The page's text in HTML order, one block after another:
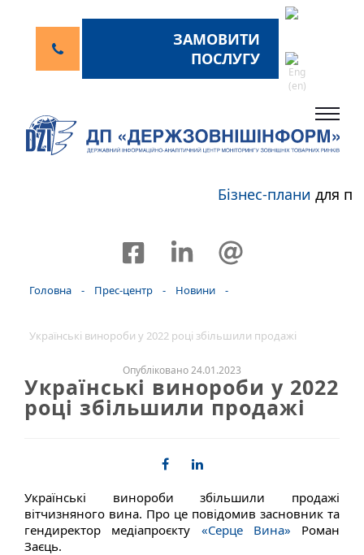
ЗАМОВИТИ
ПОСЛУГУ
Бізнес-планидля
Головна - Прес-центр - Новини -
Українські винороби у 2022 році збільшили продажі
Опубліковано 24.01.2023
Українські винороби у 2022
році збільшили продажі
Українські винороби збільшили продажі
вітчизняного вина. Про це повідомив засновник та
гендиректор медіапроєкту «Серце Вина» Роман
Заєць.